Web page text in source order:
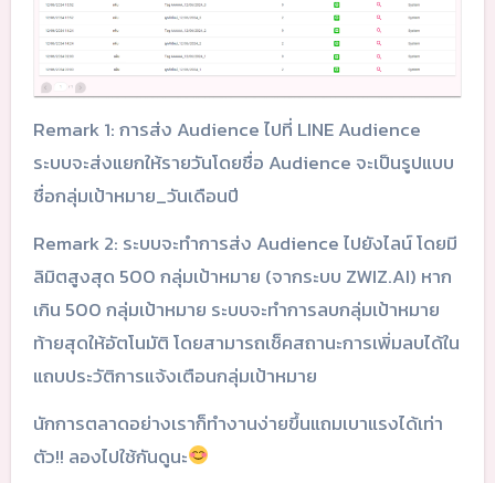
Remark 1: การส่ง Audience ไปที่ LINE Audience
ระบบจะส่งแยกให้รายวันโดยชื่อ Audience จะเป็นรูปแบบ
ชื่อกลุ่มเป้าหมาย_วันเดือนปี
Remark 2: ระบบจะทำการส่ง Audience ไปยังไลน์ โดยมี
ลิมิตสูงสุด 500 กลุ่มเป้าหมาย (จากระบบ ZWIZ.AI) หาก
เกิน 500 กลุ่มเป้าหมาย ระบบจะทำการลบกลุ่มเป้าหมาย
ท้ายสุดให้อัตโนมัติ โดยสามารถเช็คสถานะการเพิ่มลบได้ใน
แถบประวัติการแจ้งเตือนกลุ่มเป้าหมาย
นักการตลาดอย่างเราก็ทำงานง่ายขึ้นแถมเบาแรงได้เท่า
ตัว!! ลองไปใช้กันดูนะ